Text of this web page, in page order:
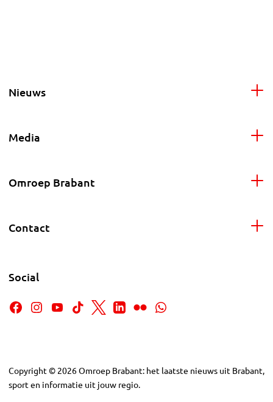
Nieuws
Media
Omroep Brabant
Contact
Social
Copyright © 2026Omroep Brabant: het laatste nieuws uit Brabant,
sport en informatie uit jouw regio.